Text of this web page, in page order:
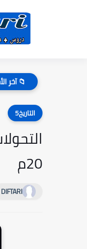
📁 آخر
التاريخ5
20م
DIFTARI